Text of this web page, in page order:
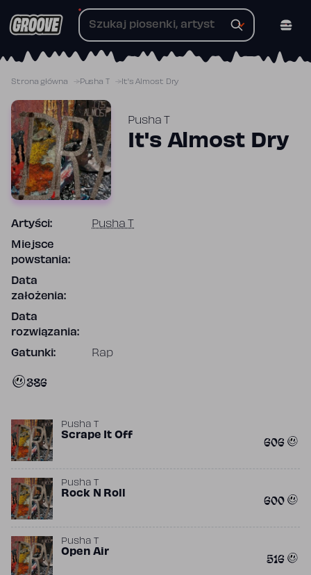
do
Strona główna Pusha T It's Almost Dry
Pusha T
It's Almost Dry
Artyści: Pusha T
Miejsce
powstania:
Data
założenia:
Data
rozwiązania:
Gatunki: Rap
386
Pusha T
Scrape It Off 606
Pusha T
Rock N Roll 600
Pusha T
Open Air 516